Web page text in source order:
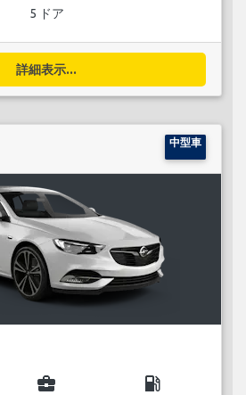
5 ドア
詳細表示...
中型車
business_center local_gas_station